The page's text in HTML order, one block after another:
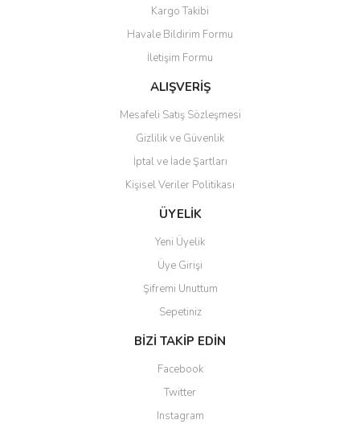
Ürün açıklamasında eksik bilgiler bulunuyor.
Ürün bilgilerinde hatalar bulunuyor.
Ürün fiyatı diğer sitelerden daha pahalı.
Bu ürüne benzer farklı alternatifler olmalı.
Gönder
Kargo Takibi
Havale Bildirim Formu
İletişim Formu
ALIŞVERİŞ
Mesafeli Satış Sözleşmesi
Gizlilik ve Güvenlik
İptal ve İade Şartları
Kişisel Veriler Politikası
ÜYELİK
Yeni Üyelik
Üye Girişi
Şifremi Unuttum
Sepetiniz
BİZİ TAKİP EDİN
Facebook
Twitter
Instagram